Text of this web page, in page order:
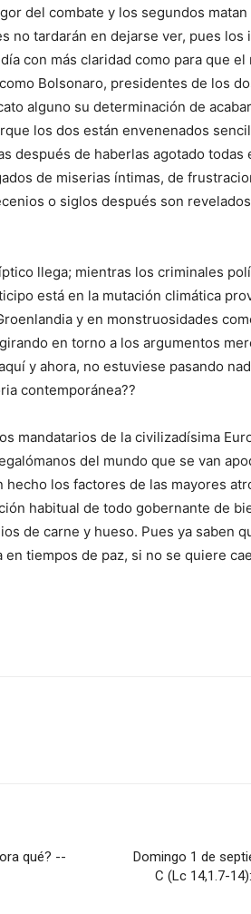
del combate y los segundos
no tar­darán en dejarse ver, pues
con más claridad como para que el
Bolsonaro, pre­sidentes de los
alguno su determinación de
los dos están enve­nenados
después de haberlas agotado todas
de miserias íntimas, de
o siglos después son
llega; mientras los crimina­les
está en la mutación climática
y en monstruosidades
en torno a los argumentos
y ahora, no estuviese pasando
con­temporá­nea??
mandatarios de la civilizadí­sima
del mundo que se van
los factores de las mayores
habitual de todo gobernante de
de carne y hueso. Pues ya saben
tiempos de paz, si no se quiere
qué? --
Domingo 1 de
C (Lc 14,1.7-